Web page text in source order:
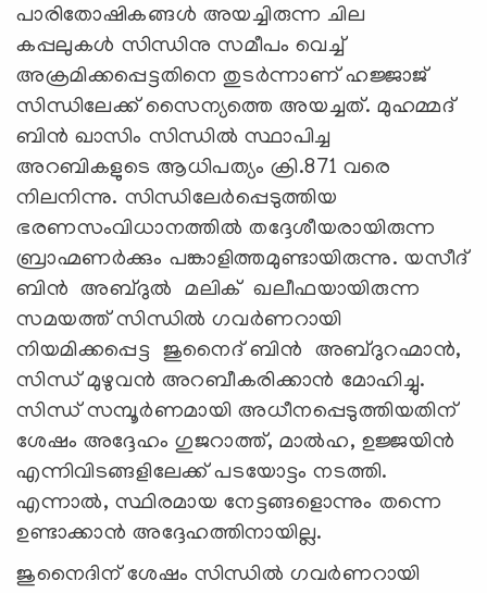
പാരിതോഷികങ്ങൾ അയച്ചിരുന്ന ചില
കപ്പലുകൾ സിന്ധിനു സമീപം വെച്ച്
അക്രമിക്കപ്പെട്ടതിനെ തുടർന്നാണ് ഹജ്ജാജ്
സിന്ധിലേക്ക് സൈന്യത്തെ അയച്ചത്. മുഹമ്മദ്
ബിൻ ഖാസിം സിന്ധിൽ സ്ഥാപിച്ച
അറബികളുടെ ആധിപത്യം ക്രി.871 വരെ
നിലനിന്നു. സിന്ധിലേർപ്പെടുത്തിയ
ഭരണസംവിധാനത്തിൽ തദ്ദേശീയരായിരുന്ന
ബ്രാഹ്മണർക്കും പങ്കാളിത്തമുണ്ടായിരുന്നു. യസീദ്
ബിൻ അബ്ദുൽ മലിക് ഖലീഫയായിരുന്ന
സമയത്ത് സിന്ധിൽ ഗവർണറായി
നിയമിക്കപ്പെട്ട ജുനൈദ് ബിൻ അബ്ദുറഹ്മാൻ,
സിന്ധ് മുഴുവൻ അറബീകരിക്കാൻ മോഹിച്ചു.
സിന്ധ് സമ്പൂർണമായി അധീനപ്പെടുത്തിയതിന്
ശേഷം അദ്ദേഹം ഗുജറാത്ത്, മാൽഹ, ഉജ്ജയിൻ
എന്നിവിടങ്ങളിലേക്ക് പടയോട്ടം നടത്തി.
എന്നാൽ, സ്ഥിരമായ നേട്ടങ്ങളൊന്നും തന്നെ
ഉണ്ടാക്കാന്‍ അദ്ദേഹത്തിനായില്ല.
ജുനൈദിന് ശേഷം സിന്ധിൽ ഗവർണറായി